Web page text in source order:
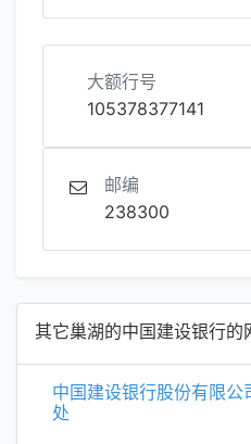
大额行号
105378377141
邮编
238300
其它巢湖的中国建设银行的
中国建设银行股份有限公
处